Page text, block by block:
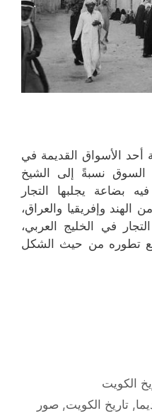
الأسواق القديمة في
السوق نسبةً إلى الشيخ
بضاعة يجلبها التجار
الهند وإفريقيا والعراق،
في الخليج العربي،
تطوره من حيث الشكل
الكويت
,تاريخ الكويت, صور